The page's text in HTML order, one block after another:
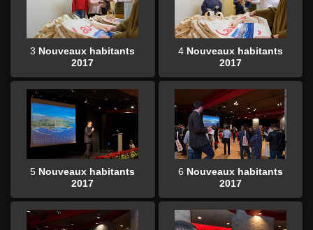
3 Nouveaux habitants
2017
4 Nouveaux habitants
2017
5 Nouveaux habitants
2017
6 Nouveaux habitants
2017